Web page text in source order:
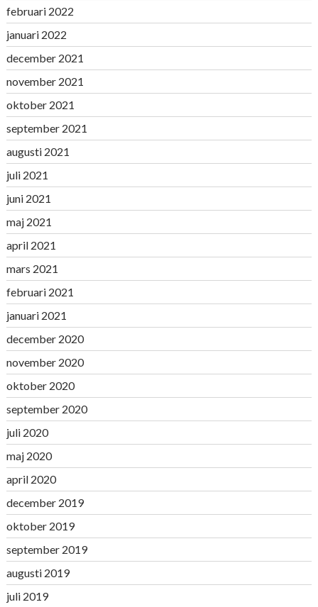
februari 2022
januari 2022
december 2021
november 2021
oktober 2021
september 2021
augusti 2021
juli 2021
juni 2021
maj 2021
april 2021
mars 2021
februari 2021
januari 2021
december 2020
november 2020
oktober 2020
september 2020
juli 2020
maj 2020
april 2020
december 2019
oktober 2019
september 2019
augusti 2019
juli 2019